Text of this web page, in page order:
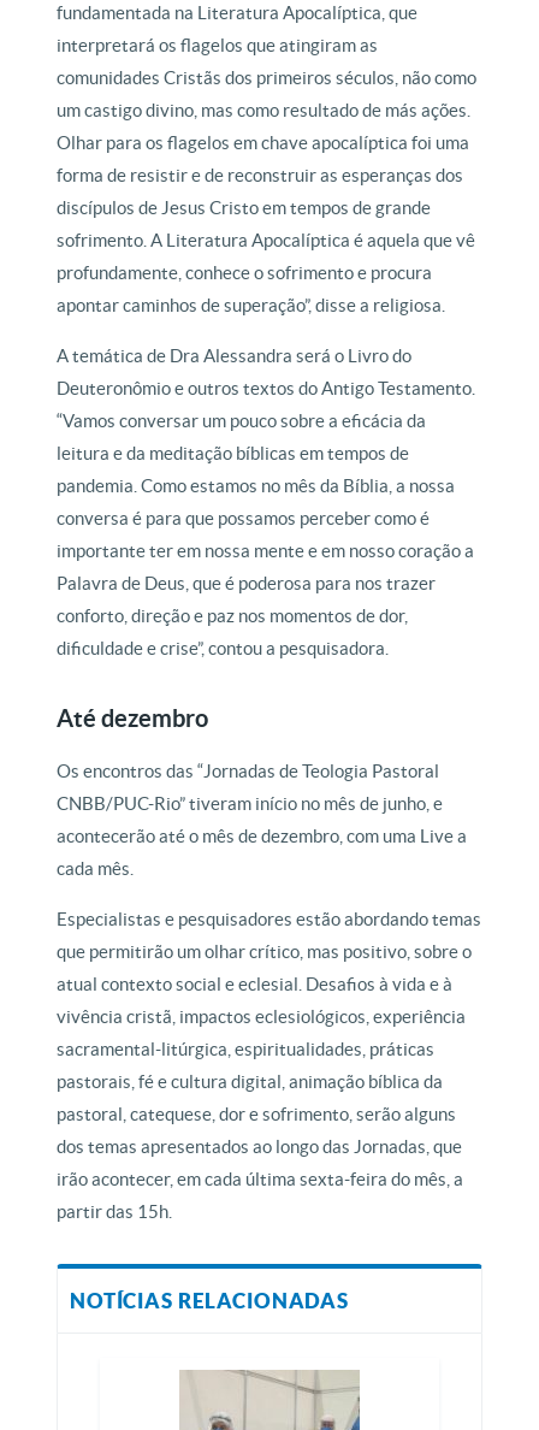
fundamentada na Literatura Apocalíptica, que
interpretará os flagelos que atingiram as
comunidades Cristãs dos primeiros séculos, não como
um castigo divino, mas como resultado de más ações.
Olhar para os flagelos em chave apocalíptica foi uma
forma de resistir e de reconstruir as esperanças dos
discípulos de Jesus Cristo em tempos de grande
sofrimento. A Literatura Apocalíptica é aquela que vê
profundamente, conhece o sofrimento e procura
apontar caminhos de superação”, disse a religiosa.
A temática de Dra Alessandra será o Livro do
Deuteronômio e outros textos do Antigo Testamento.
“Vamos conversar um pouco sobre a eficácia da
leitura e da meditação bíblicas em tempos de
pandemia. Como estamos no mês da Bíblia, a nossa
conversa é para que possamos perceber como é
importante ter em nossa mente e em nosso coração a
Palavra de Deus, que é poderosa para nos trazer
conforto, direção e paz nos momentos de dor,
dificuldade e crise”, contou a pesquisadora.
Até dezembro
Os encontros das “Jornadas de Teologia Pastoral
CNBB/PUC-Rio” tiveram início no mês de junho, e
acontecerão até o mês de dezembro, com uma Live a
cada mês.
Especialistas e pesquisadores estão abordando temas
que permitirão um olhar crítico, mas positivo, sobre o
atual contexto social e eclesial. Desafios à vida e à
vivência cristã, impactos eclesiológicos, experiência
sacramental-litúrgica, espiritualidades, práticas
pastorais, fé e cultura digital, animação bíblica da
pastoral, catequese, dor e sofrimento, serão alguns
dos temas apresentados ao longo das Jornadas, que
irão acontecer, em cada última sexta-feira do mês, a
partir das 15h.
NOTÍCIAS RELACIONADAS